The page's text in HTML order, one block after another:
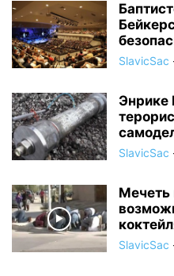
SlavicSac
Энрике
SlavicSac
Мечеть
SlavicSac